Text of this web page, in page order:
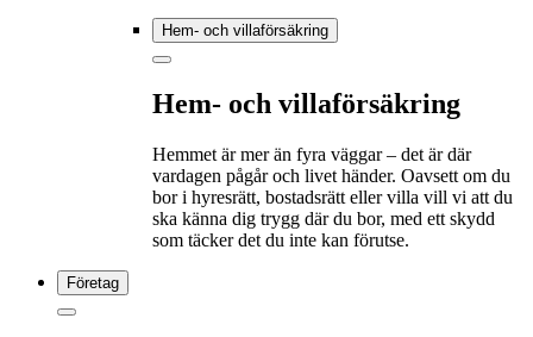
Hem- och villaförsäkring
Hem- och villaförsäkring
Hemmet är mer än fyra väggar – det är där
vardagen pågår och livet händer. Oavsett om du
bor i hyresrätt, bostadsrätt eller villa vill vi att du
ska känna dig trygg där du bor, med ett skydd
som täcker det du inte kan förutse.
Företag